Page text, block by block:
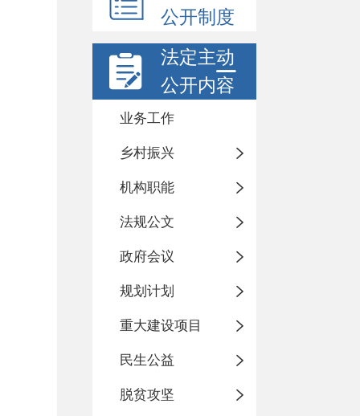
公开制度
法定主动
公开内容
业务工作
乡村振兴
机构职能
法规公文
政府会议
规划计划
重大建设项目
民生公益
脱贫攻坚